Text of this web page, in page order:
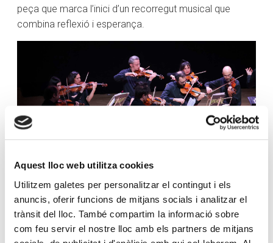
Aquest lloc web utilitza cookies
Utilitzem galetes per personalitzar el contingut i els
anuncis, oferir funcions de mitjans socials i analitzar el
trànsit del lloc. També compartim la informació sobre
com feu servir el nostre lloc amb els partners de mitjans
peça que marca l’inici d’un recorregut musical que
combina reflexió i esperança.
Rechi ha explicat que el fil conductor del concert és la
idea de mirar el futur amb optimisme i celebrar els